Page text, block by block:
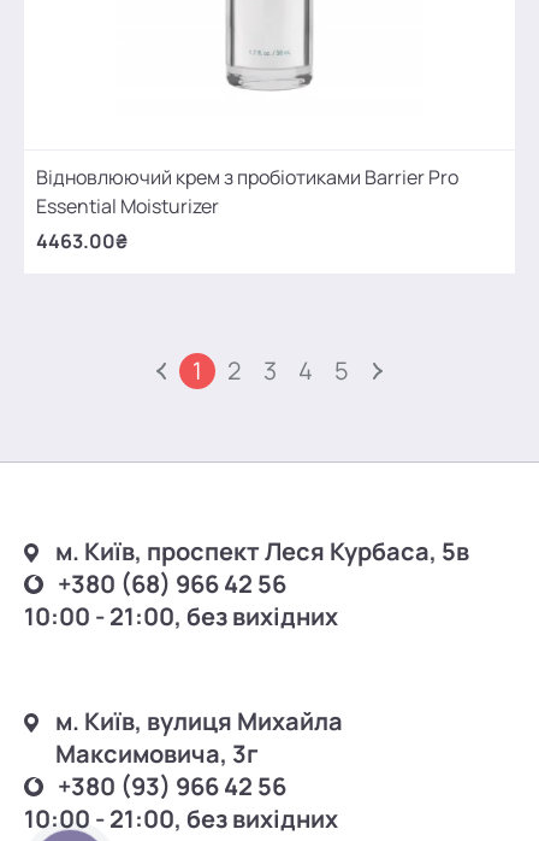
Відновлюючий крем з пробіотиками Barrier Pro
Essential Moisturizer
4463.00₴
1 2 3 4 5
м. Київ, проспект Леся Курбаса, 5в
+380 (68) 966 42 56
10:00 - 21:00, без вихідних
м. Київ, вулиця Михайла
Максимовича, 3г
+380 (93) 966 42 56
10:00 - 21:00, без вихідних